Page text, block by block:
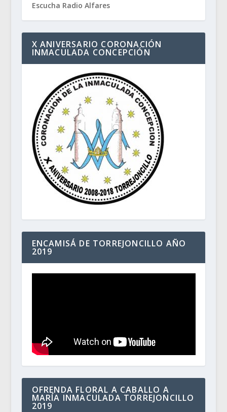
Escucha Radio Alfares
X ANIVERSARIO CORONACIÓN
INMACULADA CONCEPCIÓN
ENCAMISÁ DE TORREJONCILLO AÑO
2019
OFRENDA FLORAL A CABALLO A
MARÍA INMACULADA TORREJONCILLO
2019